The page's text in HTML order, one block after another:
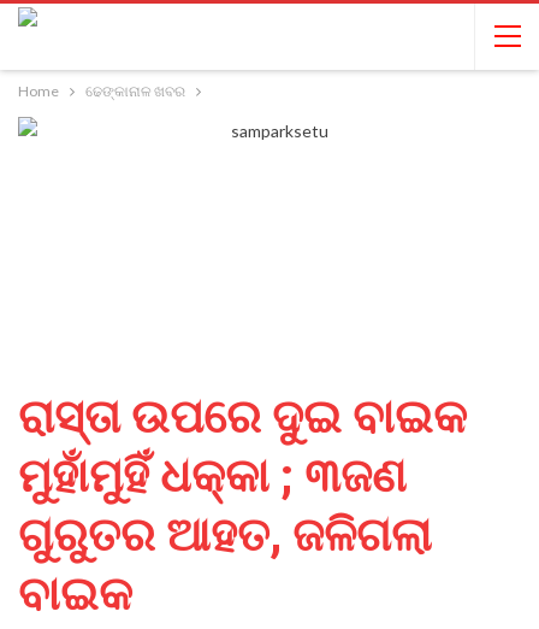
Home ଢେଙ୍କାନାଳ ଖବର
ରାସ୍ତା ଉପରେ ଦୁଇ ବାଇକ
ମୁହାଁମୁହିଁ ଧକ୍କା ; ୩ଜଣ
ଗୁରୁତର ଆହତ, ଜଳିଗଲା
ବାଇକ